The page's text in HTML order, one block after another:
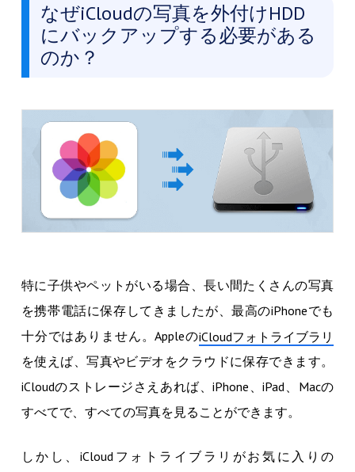
なぜiCloudの写真を外付けHDD
にバックアップする必要がある
のか？
特に子供やペットがいる場合、長い間たくさんの写真
を携帯電話に保存してきましたが、最高のiPhoneでも
十分ではありません。AppleのiCloudフォトライブラリ
を使えば、写真やビデオをクラウドに保存できます。
iCloudのストレージさえあれば、iPhone、iPad、Macの
すべてで、すべての写真を見ることができます。
しかし、iCloudフォトライブラリがお気に入りの